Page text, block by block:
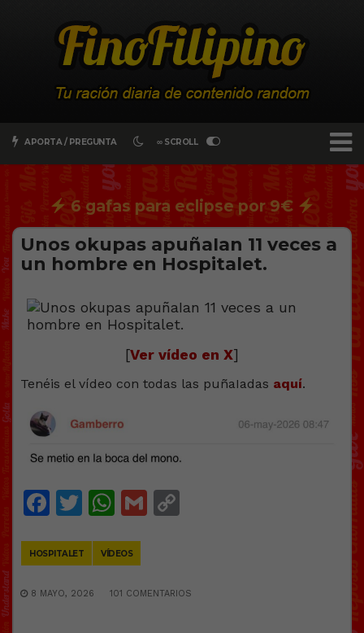
APORTA / PREGUNTA ∞ SCROLL
6 gafas para eclipse por 9€
Unos okupas apuñaIan 11 veces a
un hombre en Hospitalet.
[Ver vídeo en X]
Tenéis el vídeo con todas las puñaIadas aquí.
Facebook
Twitter
WhatsApp
Gmail
HOSPITALET VÍDEOS
8 MAYO, 2026 101 COMENTARIOS